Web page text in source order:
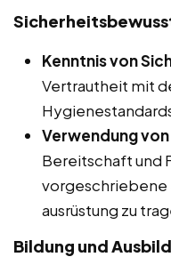
Kenntnis von
Vertrautheit mit
Verwendung
Bereitschaft und
vorgeschriebene
ausrüstung zu
Bildung und